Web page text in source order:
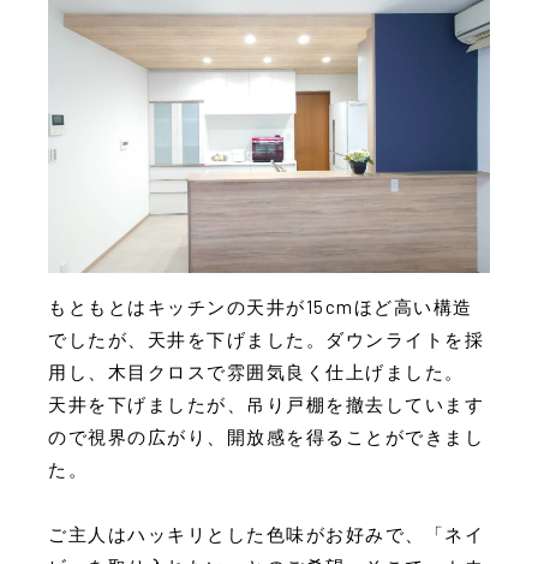
もともとはキッチンの天井が15cmほど高い構造
でしたが、天井を下げました。ダウンライトを採
用し、木目クロスで雰囲気良く仕上げました。
天井を下げましたが、吊り戸棚を撤去しています
ので視界の広がり、開放感を得ることができまし
た。
ご主人はハッキリとした色味がお好みで、「ネイ